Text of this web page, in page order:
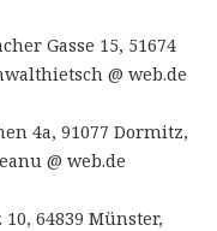
Gasse 15, 51674
@ web.de
4a, 91077 Dormitz,
@ web.de
64839 Münster,